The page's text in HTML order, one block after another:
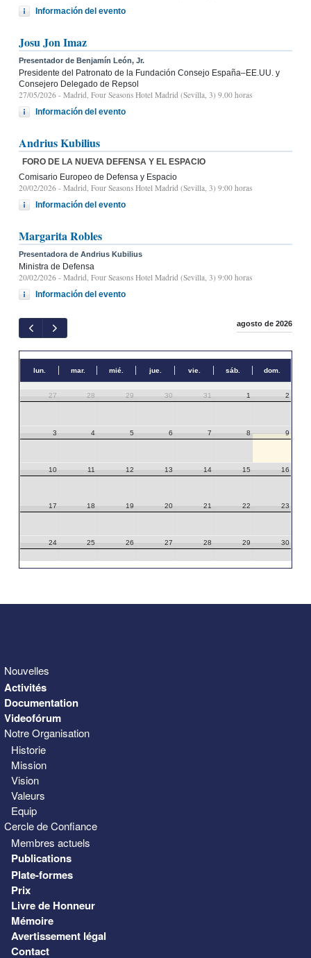
Información del evento
Josu Jon Imaz
Presentador de Benjamín León, Jr.
Presidente del Patronato de la Fundación Consejo España–EE.UU. y
Consejero Delegado de Repsol
27/05/2026 - Madrid, Four Seasons Hotel Madrid (Sevilla, 3) 9.00 horas
Información del evento
Andrius Kubilius
FORO DE LA NUEVA DEFENSA Y EL ESPACIO
Comisario Europeo de Defensa y Espacio
20/02/2026 - Madrid, Four Seasons Hotel Madrid (Sevilla, 3) 9:00 horas
Información del evento
Margarita Robles
Presentadora de Andrius Kubilius
Ministra de Defensa
20/02/2026 - Madrid, Four Seasons Hotel Madrid (Sevilla, 3) 9:00 horas
Información del evento
agosto de 2026
lun. mar. mié. jue. vie. sáb. dom.
27 28 29 30 31 1 2
3 4 5 6 7 8 9
10 11 12 13 14 15 16
17 18 19 20 21 22 23
24 25 26 27 28 29 30
Nouvelles
Activités
Documentation
Videofórum
Notre Organisation
Historie
Mission
Vision
Valeurs
Equip
Cercle de Confiance
Membres actuels
Publications
Plate-formes
Prix
Livre de Honneur
Mémoire
Avertissement légal
Contact